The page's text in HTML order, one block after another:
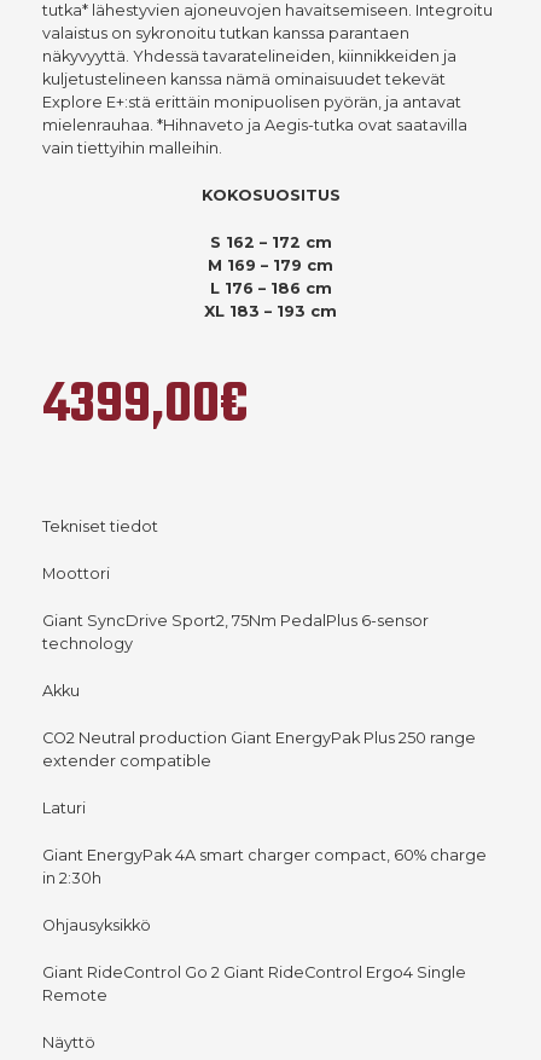
tutka* lähestyvien ajoneuvojen havaitsemiseen. Integroitu
valaistus on sykronoitu tutkan kanssa parantaen
näkyvyyttä. Yhdessä tavaratelineiden, kiinnikkeiden ja
kuljetustelineen kanssa nämä ominaisuudet tekevät
Explore E+:stä erittäin monipuolisen pyörän, ja antavat
mielenrauhaa. *Hihnaveto ja Aegis-tutka ovat saatavilla
vain tiettyihin malleihin.
KOKOSUOSITUS
S 162 – 172 cm
M 169 – 179 cm
L 176 – 186 cm
XL 183 – 193 cm
4399,00€
Tekniset tiedot
Moottori
Giant SyncDrive Sport2, 75Nm PedalPlus 6-sensor
technology
Akku
CO2 Neutral production Giant EnergyPak Plus 250 range
extender compatible
Laturi
Giant EnergyPak 4A smart charger compact, 60% charge
in 2:30h
Ohjausyksikkö
Giant RideControl Go 2 Giant RideControl Ergo4 Single
Remote
Näyttö